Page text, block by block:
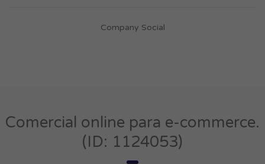
Company Social
Comercial online para e-commerce.
(ID: 1124053)